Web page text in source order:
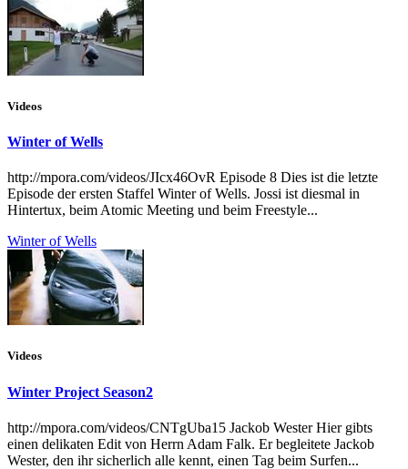
Videos
Winter of Wells
http://mpora.com/videos/JIcx46OvR Episode 8 Dies ist die letzte
Episode der ersten Staffel Winter of Wells. Jossi ist diesmal in
Hintertux, beim Atomic Meeting und beim Freestyle...
Winter of Wells
Videos
Winter Project Season2
http://mpora.com/videos/CNTgUba15 Jackob Wester Hier gibts
einen delikaten Edit von Herrn Adam Falk. Er begleitete Jackob
Wester, den ihr sicherlich alle kennt, einen Tag beim Surfen...